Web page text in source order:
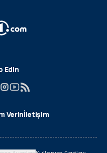
Edin
Verinİletişim